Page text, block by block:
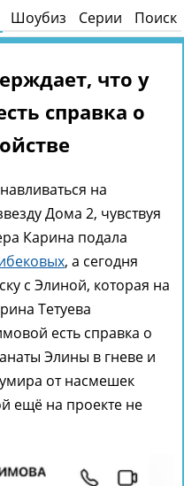
Шоубиз Серии Поиск
что у
справка о
на
Дома 2, чувствуя
Карина подала
, а сегодня
с Элиной, которая на
Тетуева
есть справка о
Элины в гневе и
от насмешек
ещё на проекте не